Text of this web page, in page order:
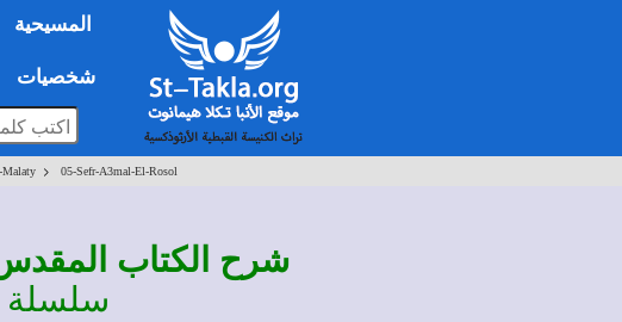
المسيحية
شخصيات
Malaty> 05-Sefr-A3mal-El-Rosol
شرح الكتاب
سلسلة